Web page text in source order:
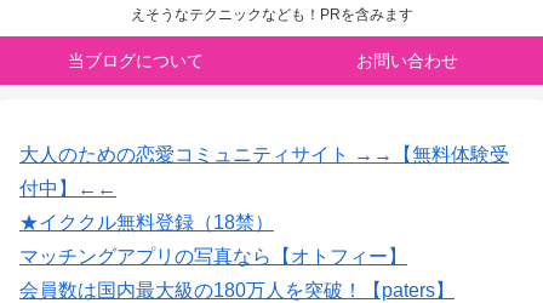
えそうなテクニックなども！PRを含みます
当ブログについて お問い合わせ
大人のための恋愛コミュニティサイト →→【無料体験受
付中】←←
★イククル無料登録（18禁）
マッチングアプリの写真なら【オトフィー】
会員数は国内最大級の180万人を突破！【paters】